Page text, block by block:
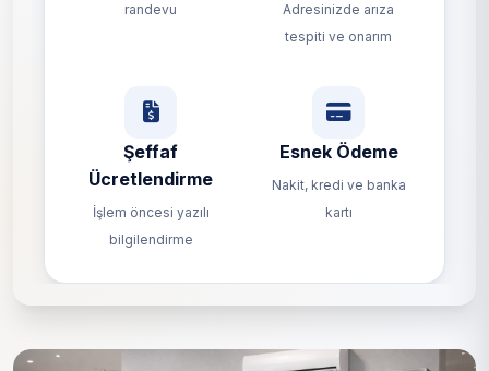
randevu
Adresinizde arıza
tespiti ve onarım
Şeffaf
Ücretlendirme
İşlem öncesi yazılı
bilgilendirme
Esnek Ödeme
Nakit, kredi ve banka
kartı